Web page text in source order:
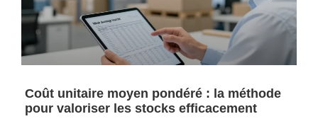
Coût unitaire moyen pondéré : la méthode
pour valoriser les stocks efficacement